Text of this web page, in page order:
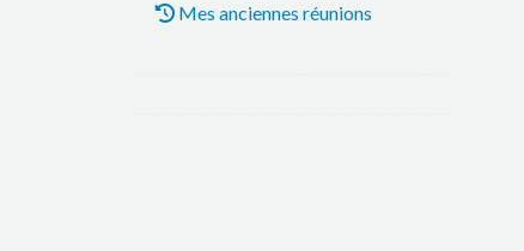
Mes anciennes réunions